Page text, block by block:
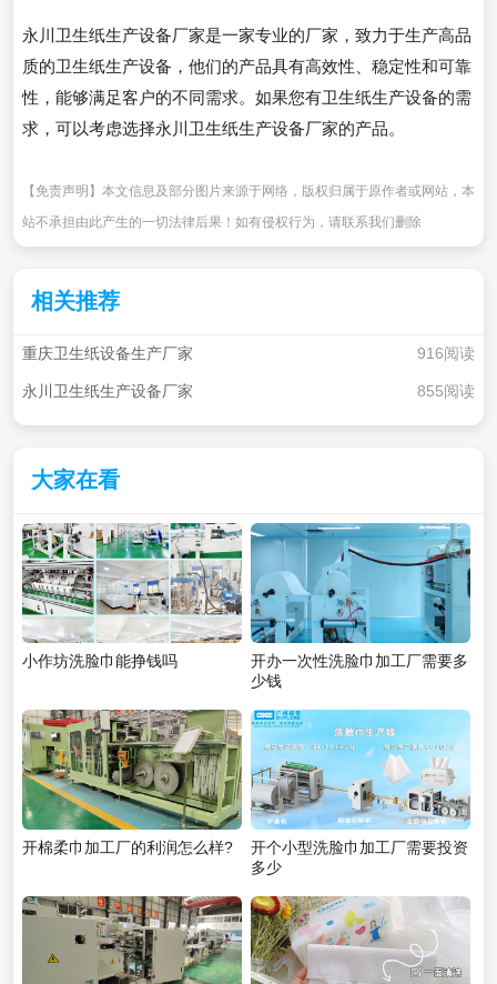
永川卫生纸生产设备厂家是一家专业的厂家，致力于生产高品
质的卫生纸生产设备，他们的产品具有高效性、稳定性和可靠
性，能够满足客户的不同需求。如果您有卫生纸生产设备的需
求，可以考虑选择永川卫生纸生产设备厂家的产品。
【免责声明】本文信息及部分图片来源于网络，版权归属于原作者或网站，本
站不承担由此产生的一切法律后果！如有侵权行为，请联系我们删除
相关推荐
重庆卫生纸设备生产厂家 916阅读
永川卫生纸生产设备厂家 855阅读
大家在看
小作坊洗脸巾能挣钱吗
开办一次性洗脸巾加工厂需要多
少钱
开棉柔巾加工厂的利润怎么样?
开个小型洗脸巾加工厂需要投资
多少